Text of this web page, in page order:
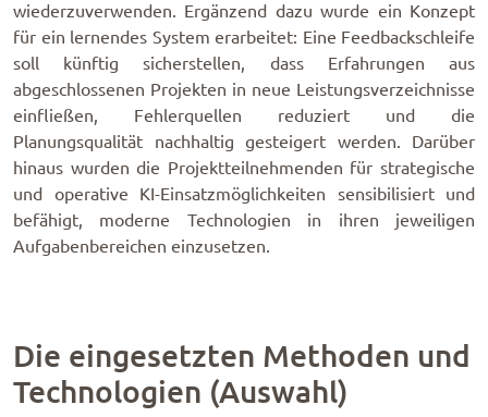
wiederzuverwenden. Ergänzend dazu wurde ein Konzept
für ein lernendes System erarbeitet: Eine Feedbackschleife
soll künftig sicherstellen, dass Erfahrungen aus
abgeschlossenen Projekten in neue Leistungsverzeichnisse
einfließen, Fehlerquellen reduziert und die
Planungsqualität nachhaltig gesteigert werden. Darüber
hinaus wurden die Projektteilnehmenden für strategische
und operative KI-Einsatzmöglichkeiten sensibilisiert und
befähigt, moderne Technologien in ihren jeweiligen
Aufgabenbereichen einzusetzen.
Die eingesetzten Methoden und
Technologien (Auswahl)